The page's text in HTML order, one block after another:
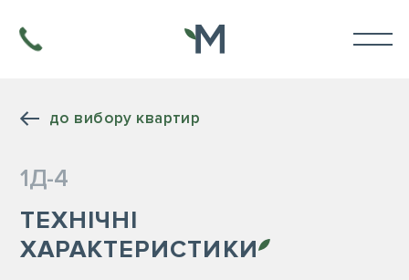
до вибору квартир
1Д-4
ТЕХНІЧНІ
ХАРАКТЕРИСТИКИ